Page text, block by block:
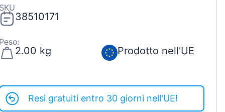
38510171
2.00 kg Prodotto nell'UE
Resi gratuiti entro 30 giorni nell'UE!